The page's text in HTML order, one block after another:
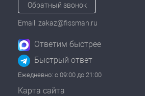
Обратный звонок
Email: zakaz@fissman.ru
Ответим быстрее
Быстрый ответ
Ежедневно: с 09:00 до 21:00
Карта сайта